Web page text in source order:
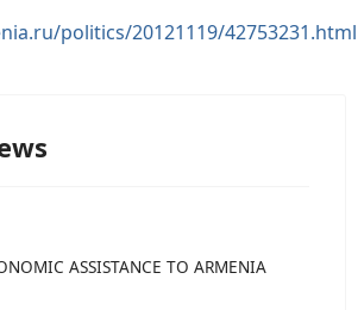
politics/20121119/42753231.html
ASSISTANCE TO ARMENIA